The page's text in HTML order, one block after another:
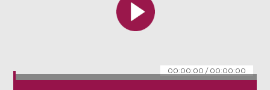
00:00:00 / 00:00:00